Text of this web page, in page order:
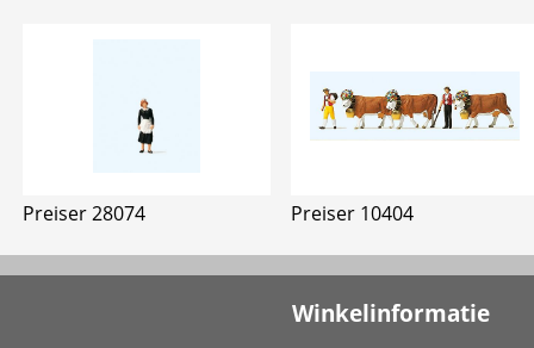
Preiser 28074 Preiser 10404
Winkelinformatie